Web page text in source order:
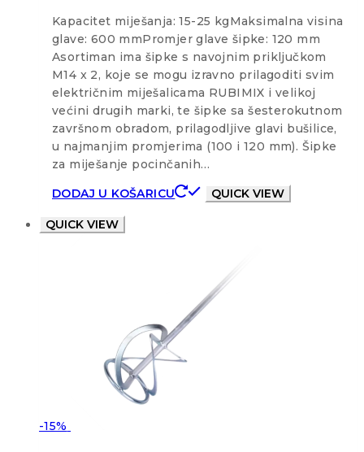
Kapacitet miješanja: 15-25 kgMaksimalna visina
glave: 600 mmPromjer glave šipke: 120 mm
Asortiman ima šipke s navojnim priključkom
M14 x 2, koje se mogu izravno prilagoditi svim
električnim miješalicama RUBIMIX i velikoj
većini drugih marki, te šipke sa šesterokutnom
završnom obradom, prilagodljive glavi bušilice,
u najmanjim promjerima (100 i 120 mm). Šipke
za miješanje pocinčanih…
DODAJ U KOŠARICU
QUICK VIEW
QUICK VIEW
-15%